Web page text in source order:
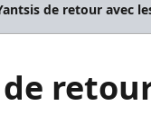
de retour avec